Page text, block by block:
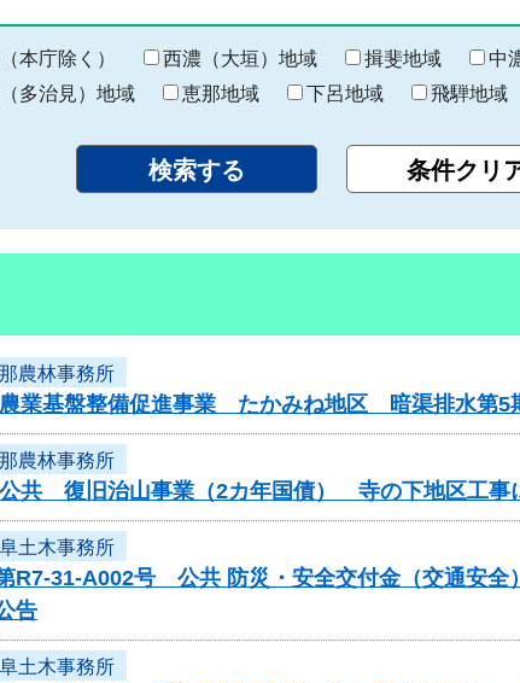
終
わ
り
本庁除く） 西濃（大垣）地域 揖斐地域 中
多治見）地域 恵那地域 下呂地域 飛騨地域
農林事務所
農業基盤整備促進事業 たかみね地区 暗渠排水第5
農林事務所
公共 復旧治山事業（2カ年国債） 寺の下地区工事
土木事務所
第R7-31-A002号 公共 防災・安全交付金（交通安
告
土木事務所